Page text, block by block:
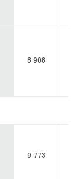
8 908
9 773